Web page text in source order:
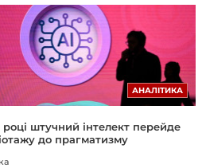
АНАЛІТИКА
штучний інтелект перейде
до прагматизму